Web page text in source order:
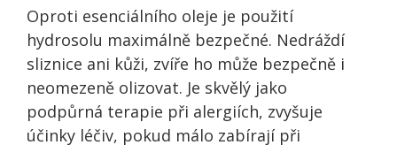
Oproti esenciálního oleje je použití
hydrosolu maximálně bezpečné. Nedráždí
sliznice ani kůži, zvíře ho může bezpečně i
neomezeně olizovat. Je skvělý jako
podpůrná terapie při alergiích, zvyšuje
účinky léčiv, pokud málo zabírají při